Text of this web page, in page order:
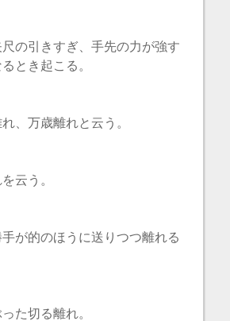
の引きすぎ、手先の力が強す
とき起こる。
、万歳離れと云う。
云う。
が的のほうに送りつつ離れる
た切る離れ。